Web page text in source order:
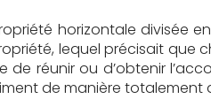
horizontale divisée
lequel précisait que
de réunir ou d’obtenir
de manière